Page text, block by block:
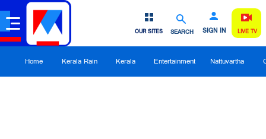
SEARCH SIGN IN
OUR SITES LIVE TV
Home Kerala Rain Kerala Entertainment Nattuvartha